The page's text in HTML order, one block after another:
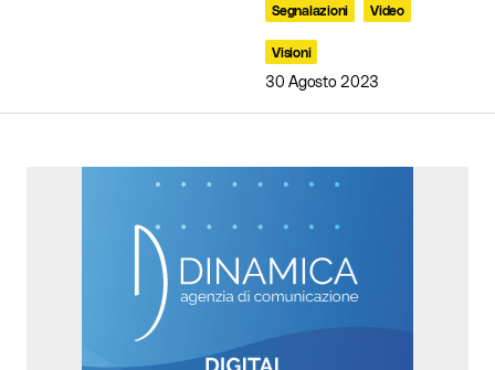
Your Name*
Invia commento
Segnalazioni Video
Visioni
30 Agosto 2023